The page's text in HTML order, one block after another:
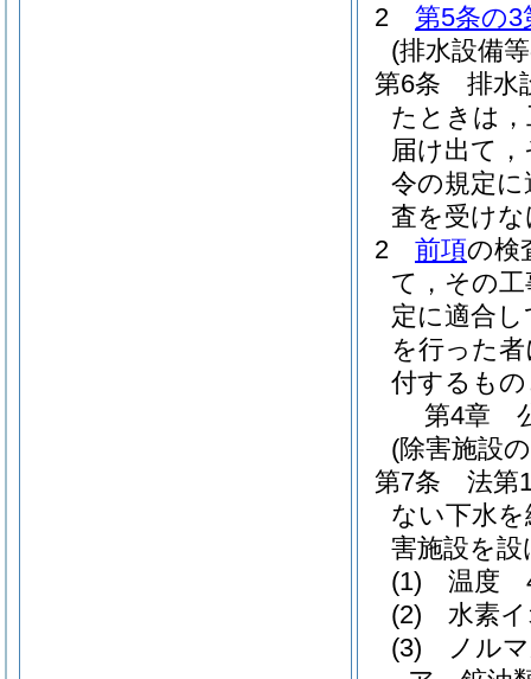
2
第5条の3
(排水設備
第6条
排水
たときは
届け出て
令の規定
査を受け
2
前項の検
て，その
定に適合
を行った
付するも
第4章
(除害施設
第7条
法第
ない下水
害施設を
(1)
温度
(2)
水素
(3)
ノル